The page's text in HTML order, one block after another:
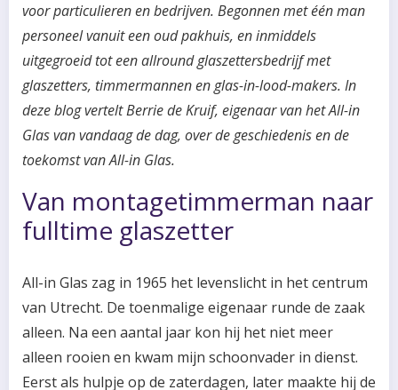
voor particulieren en bedrijven. Begonnen met één man
personeel vanuit een oud pakhuis, en inmiddels
uitgegroeid tot een allround glaszettersbedrijf met
glaszetters, timmermannen en glas-in-lood-makers. In
deze blog vertelt Berrie de Kruif, eigenaar van het All-in
Glas van vandaag de dag, over de geschiedenis en de
toekomst van All-in Glas.
Van montagetimmerman naar
fulltime glaszetter
All-in Glas zag in 1965 het levenslicht in het centrum
van Utrecht. De toenmalige eigenaar runde de zaak
alleen. Na een aantal jaar kon hij het niet meer
alleen rooien en kwam mijn schoonvader in dienst.
Eerst als hulpje op de zaterdagen, later maakte hij de